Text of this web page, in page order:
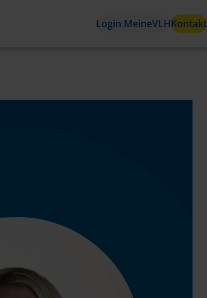
Login MeineVLHKontakt